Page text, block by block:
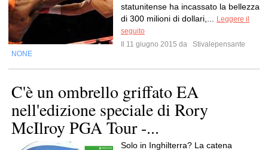
statunitense ha incassato la bellezza
di 300 milioni di dollari,...
Leggere il
seguito
Il 11 giugno 2015 da
Stivalepensante
NONE
C'è un ombrello griffato EA
nell'edizione speciale di Rory
McIlroy PGA Tour -...
Solo in Inghilterra? La catena